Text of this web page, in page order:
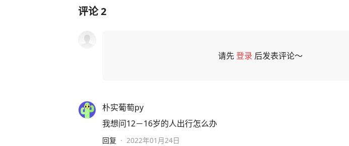
评论2
请先登录 后发表评论～
朴实葡萄py
我想问12－16岁的人出行怎么办
回复 · 2022年01月24日